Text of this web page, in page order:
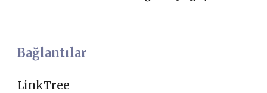
Bağlantılar
LinkTree